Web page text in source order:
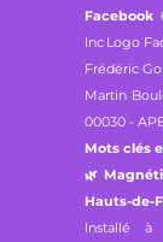
Facebook
Inc Logo
Frédéric
Martin
00030 -
Mots clés
🌿
Hauts-de-
Installé à